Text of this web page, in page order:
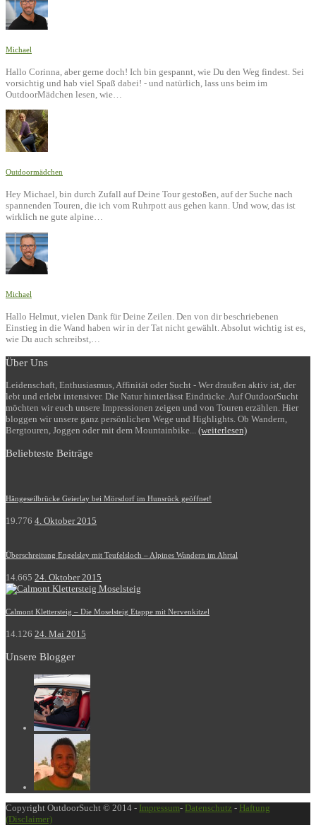
Michael
Hallo Corinna, aber gerne doch! Ich bin gespannt, wie Du den Weg findest. Sei
vorsichtig und hab viel Spaß dabei! - und natürlich, lass uns beim im
OutdoorMädchen lesen, wie…
Outdoormädchen
Hey Michael, bin durch Zufall auf Deine Tour gestoßen, auf der Suche nach
spannenden Touren, die ich vom Ruhrpott aus gehen kann. Und wow, das ist
wirklich ne gute alpine…
Michael
Hallo Helmut, vielen Dank für Deine Zeilen. Den von dir beschriebenen
Einstieg in die Wand haben wir in der Tat nicht gewählt. Absolut wichtig ist es,
wie Du auch schreibst,…
Über Uns
Leidenschaft, Enthusiasmus, Affinität oder Sucht - Wer draußen aktiv ist, der
lebt und erlebt intensiver. Die Natur hinterlässt Eindrücke. Auf OutdoorSucht
möchten wir euch unsere Impressionen zeigen und von Touren erzählen. Hier
bloggen wir unsere ganz persönlichen Wege und Highlights. Ob Wandern,
Bergtouren, Joggen oder mit dem Mountainbike... (weiterlesen)
Beliebteste Beiträge
Hängeseilbrücke Geierlay bei Mörsdorf im Hunsrück geöffnet!
19.776 4. Oktober 2015
Überschreitung Engelsley mit Teufelsloch – Alpines Wandern im Ahrtal
14.665 24. Oktober 2015
Calmont Klettersteig – Die Moselsteig Etappe mit Nervenkitzel
14.126 24. Mai 2015
Unsere Blogger
Copyright OutdoorSucht © 2014 - Impressum- Datenschutz - Haftung
(Disclaimer)